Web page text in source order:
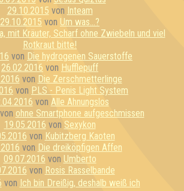
29.10.2015 von Inteam
29.10.2015 von Um was...?
mit Kräuter, Scharf ohne Zwiebeln und viel
Rotkraut bitte!
von Die hydrogenen Sauerstoffe
26.02.2016 von Hufflepuff
von Die Zerschmetterlinge
von PLS - Penis Light System
von Alle Ahnungslos
von ohne Smartphone aufgeschmissen
19.05.2016 von Sexykon
von Kubitzberg Kaoten
von Die dreiköpfigen Affen
09.07.2016 von Umberto
von Rosis Rasselbande
von Ich bin Dreißig, deshalb weiß ich